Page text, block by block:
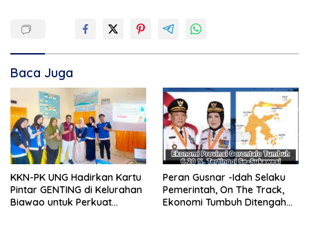
Baca Juga
KKN-PK UNG Hadirkan Kartu
Pintar GENTING di Kelurahan
Biawao untuk Perkuat
Peran Gusnar -Idah Selaku
Pemerintah, On The Track,
Ekonomi Tumbuh Ditengah